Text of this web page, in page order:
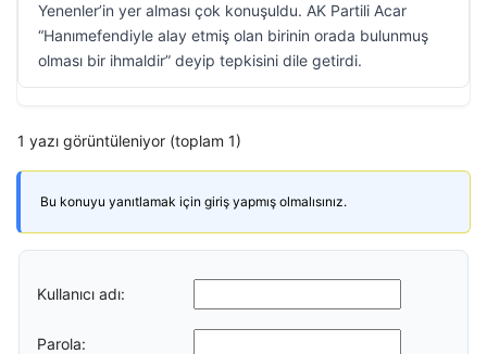
Yenenler’in yer alması çok konuşuldu. AK Partili Acar
“Hanımefendiyle alay etmiş olan birinin orada bulunmuş
olması bir ihmaldir” deyip tepkisini dile getirdi.
1 yazı görüntüleniyor (toplam 1)
Bu konuyu yanıtlamak için giriş yapmış olmalısınız.
Kullanıcı adı:
Parola: